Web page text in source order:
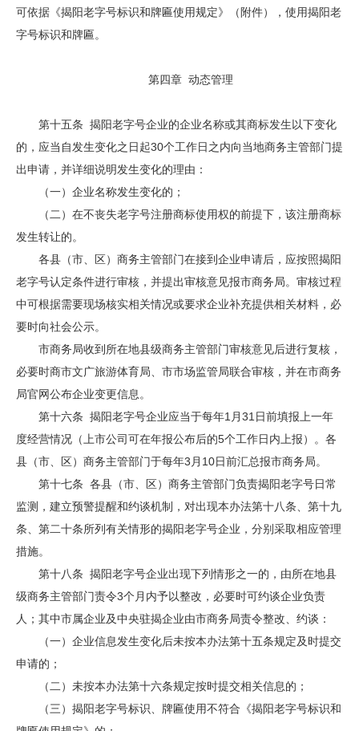
可依据《揭阳老字号标识和牌匾使用规定》（附件），使用揭阳老
字号标识和牌匾。
第四章 动态管理
第十五条 揭阳老字号企业的企业名称或其商标发生以下变化
的，应当自发生变化之日起30个工作日之内向当地商务主管部门提
出申请，并详细说明发生变化的理由：
（一）企业名称发生变化的；
（二）在不丧失老字号注册商标使用权的前提下，该注册商标
发生转让的。
各县（市、区）商务主管部门在接到企业申请后，应按照揭阳
老字号认定条件进行审核，并提出审核意见报市商务局。审核过程
中可根据需要现场核实相关情况或要求企业补充提供相关材料，必
要时向社会公示。
市商务局收到所在地县级商务主管部门审核意见后进行复核，
必要时商市文广旅游体育局、市市场监管局联合审核，并在市商务
局官网公布企业变更信息。
第十六条 揭阳老字号企业应当于每年1月31日前填报上一年
度经营情况（上市公司可在年报公布后的5个工作日内上报）。各
县（市、区）商务主管部门于每年3月10日前汇总报市商务局。
第十七条 各县（市、区）商务主管部门负责揭阳老字号日常
监测，建立预警提醒和约谈机制，对出现本办法第十八条、第十九
条、第二十条所列有关情形的揭阳老字号企业，分别采取相应管理
措施。
第十八条 揭阳老字号企业出现下列情形之一的，由所在地县
级商务主管部门责令3个月内予以整改，必要时可约谈企业负责
人；其中市属企业及中央驻揭企业由市商务局责令整改、约谈：
（一）企业信息发生变化后未按本办法第十五条规定及时提交
申请的；
（二）未按本办法第十六条规定按时提交相关信息的；
（三）揭阳老字号标识、牌匾使用不符合《揭阳老字号标识和